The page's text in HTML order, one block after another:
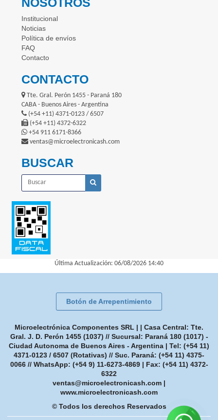
Institucional
Noticias
Política de envíos
FAQ
Contacto
CONTACTO
Tte. Gral. Perón 1455 - Paraná 180
CABA - Buenos Aires - Argentina
(+54 +11) 4371-0123 / 6507
(+54 +11) 4372-6322
+54 911 6171-8366
ventas@microelectronicash.com
BUSCAR
Última Actualización: 06/08/2026 14:40
Botón de Arrepentimiento
Microelectrónica Componentes SRL | | Casa Central: Tte.
Gral. J. D. Perón 1455 (1037) // Sucursal: Paraná 180 (1017) -
Ciudad Autonoma de Buenos Aires - Argentina | Tel: (+54 11)
4371-0123 / 6507 (Rotativas) // Suc. Paraná: (+54 11) 4375-
0066 // WhatsApp: (+54 9) 11-6273-4869| Fax: (+54 11) 4372-
6322
ventas@microelectronicash.com |
www.microelectronicash.com
© Todos los derechos Reservados